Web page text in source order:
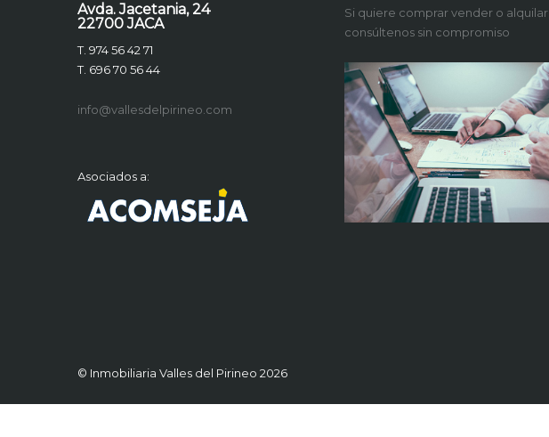
Avda. Jacetania, 24
22700 JACA
T. 974 56 42 71
T. 696 70 56 44
info@vallesdelpirineo.com
Asociados a:
Si quiere comprar vender o alquilar,
consúltenos sin compromiso
© Inmobiliaria Valles del Pirineo 2026